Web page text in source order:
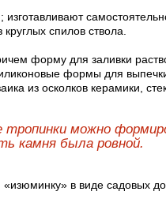
спилов ствола.
форму для заливки
формы для
из осколков керамики,
тропинки можно
камня была ровной.
в виде садовых